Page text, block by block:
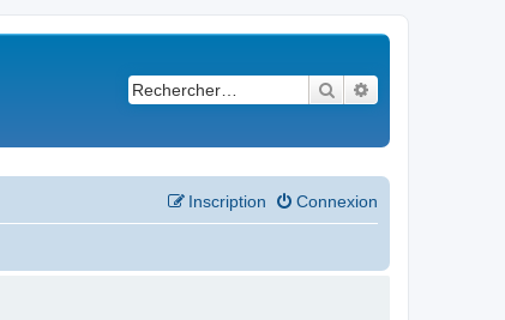
Rechercher
Connexion
Inscription